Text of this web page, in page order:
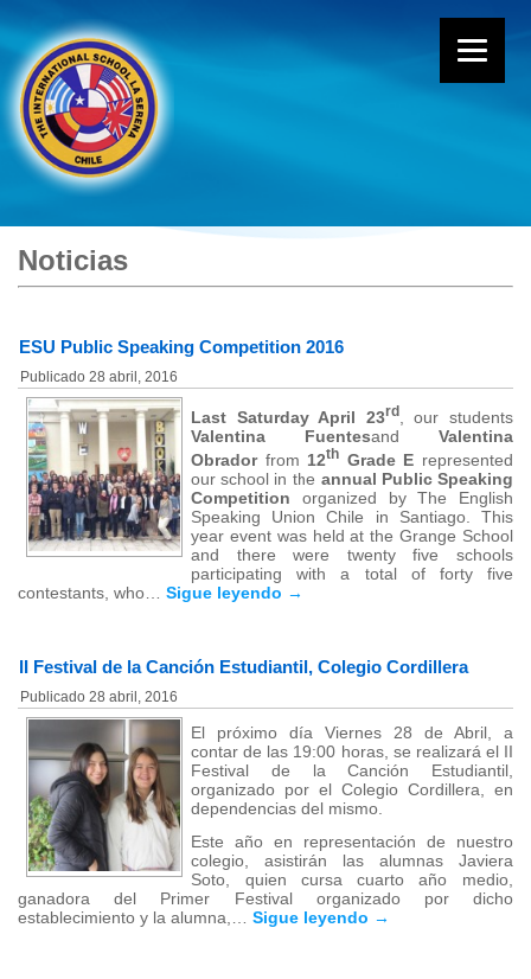
Noticias
ESU Public Speaking Competition 2016
Publicado 28 abril, 2016
Last Saturday April 23rd, our students
Valentina Fuentesand Valentina
Obradorfrom 12th Grade E represented
our school in the annual Public Speaking
Competition organized by The English
Speaking Union Chile in Santiago. This
year event was held at the Grange School
and there were twenty five schools
participating with a total of forty five
contestants, who…Sigue leyendo →
II Festival de la Canción Estudiantil, Colegio Cordillera
Publicado 28 abril, 2016
El próximo día Viernes 28 de Abril, a
contar de las 19:00 horas, se realizará el II
Festival de la Canción Estudiantil,
organizado por el Colegio Cordillera, en
dependencias del mismo.
Este año en representación de nuestro
colegio, asistirán las alumnas Javiera
Soto, quien cursa cuarto año medio,
ganadora del Primer Festival organizado por dicho
establecimiento y la alumna,…Sigue leyendo →